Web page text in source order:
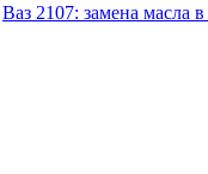
Ваз 2107: замена масла